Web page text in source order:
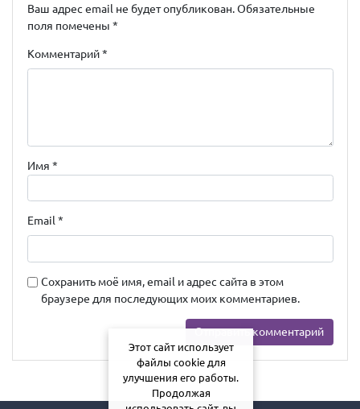
Ваш адрес email не будет опубликован. Обязательные
поля помечены *
Комментарий*
Имя *
Email*
Сохранить моё имя, email и адрес сайта в этом
браузере для последующих моих комментариев.
Этот сайт использует
файлы cookie для
улучшения его работы.
Продолжая